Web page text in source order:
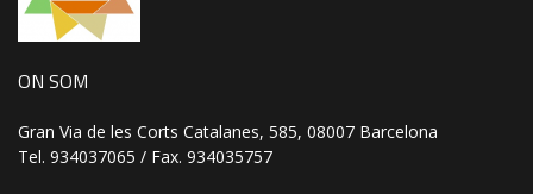
ON SOM
Gran Via de les Corts Catalanes, 585, 08007 Barcelona
Tel. 934037065 / Fax. 934035757